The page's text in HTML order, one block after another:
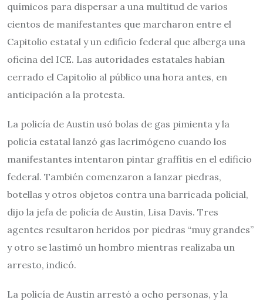
químicos para dispersar a una multitud de varios
cientos de manifestantes que marcharon entre el
Capitolio estatal y un edificio federal que alberga una
oficina del ICE. Las autoridades estatales habían
cerrado el Capitolio al público una hora antes, en
anticipación a la protesta.
La policía de Austin usó bolas de gas pimienta y la
policía estatal lanzó gas lacrimógeno cuando los
manifestantes intentaron pintar graffitis en el edificio
federal. También comenzaron a lanzar piedras,
botellas y otros objetos contra una barricada policial,
dijo la jefa de policía de Austin, Lisa Davis. Tres
agentes resultaron heridos por piedras “muy grandes”
y otro se lastimó un hombro mientras realizaba un
arresto, indicó.
La policía de Austin arrestó a ocho personas, y la